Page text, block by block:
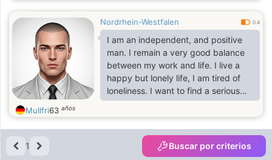
Nordrhein-Westfalen 0.4
I am an independent, and positive
man. I remain a very good balance
between my work and life. I live a
happy but lonely life, I am tired of
loneliness. I want to find a serious
wife to build a warm home together.
I will be a romantic and sweet
husband. Are you willing to give your
love and heart to me and let me to
be the man who can accompany
Mullfri63 años
1 Buscar por criterios